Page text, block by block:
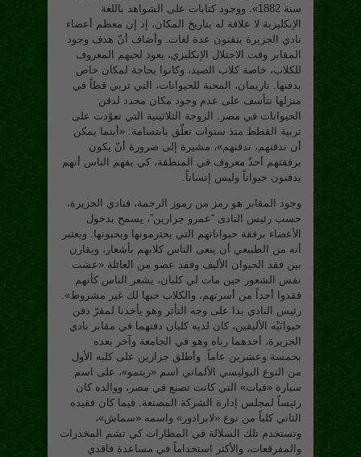
سنة 1882». ووجود كتابات على الشواهد باللغة
الإنكليزية لا علاقة له بتاريخ المكان، إذ إن معظم أعضاء
نادي الجزيرة يتقنون عدة لغات. وأضاف أنّ هدف وجود
المقابر وقت الاحتلال الإنكليزي، يعود لحبهم المعروف
للكلاب، خاصة كلاب الصيد، وكانوا بحاجة لمكان خاص
بدفنها. ناريمان، المحبة للحيوانات، التي تربي قطاً في
منزلها تتأسف على عدم وجود مكان محدد لدفن
الحيوانات في مصر. الزوجة الثلاثينية التي تعوّدت على
تربية القطط منذ سنوات تعلّق بابتسامة: «أينما يمكن
أن ندفنهم، ندفنهم»، مشيرة إلى ضرورة أنّ يكون
برفقتهم أحدٌ معروف في المنطقة، كي يفهم الناس أنهم
يدفنون حيواناً وليس إنساناً.
وجود المقابر هو رمز من رموز الرحمة، فنادي الجزيرة،
حسب رئيس النادى “عمرو جزارين”، يسمح بدخول
الأعضاء برفقة حيواناتهم التي يحترمونها ويحبونها. ويعتبر
أنه من الطبيعي أن ينعى الناس كلابهم بأشعار، ويقارن
بين فقد الحيوان الأليف وفقد عضو من العائلة «عشت
نفس الشعور حين مات لي كلبان، يشعر الناس كأنهم
فقدوا أحداً من أسرتهم، والكلاب حبها لك غير مشروط».
رئيس النادي بدا على وجه التأثر وهو يأخذنا لمقرّ دفن
حيوانَيْه الأليفين، كان لديه كلبان دفنهما في مقابر نادي
الجزيرة، أحدهما رباه وهو في الجامعة وآخر بعده
بخمسة وعشرين عاماً. وأطلق جزارين على كلبه الأول
من النوع البوليسي الألماني اسم «ريتمو»، على اسم
سيارة «فيات» التي كانت تصنع في مصر، ووالده كان
رئيساً لمجلس إدارة الشركة المصنعة. فيما كان فقيده
الثاني كلباً من نوع «لابرادور» واسمه «سماش»،
وتستخدم تلك السلالة في المطارات كي تشم المخدرات
والمفرقعات، والأكثر استخداماً في مساعدة فاقدي